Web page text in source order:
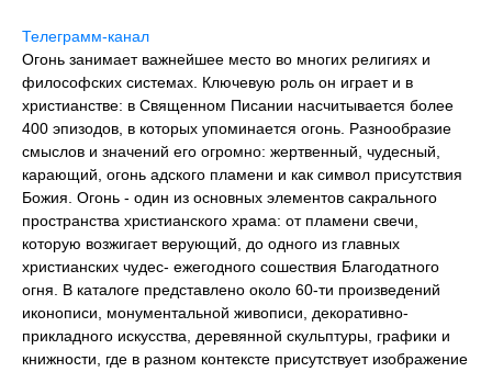
Телеграмм-канал
Огонь занимает важнейшее место во многих религиях и
философских системах. Ключевую роль он играет и в
христианстве: в Священном Писании насчитывается более
400 эпизодов, в которых упоминается огонь. Разнообразие
смыслов и значений его огромно: жертвенный, чудесный,
карающий, огонь адского пламени и как символ присутствия
Божия. Огонь - один из основных элементов сакрального
пространства христианского храма: от пламени свечи,
которую возжигает верующий, до одного из главных
христианских чудес- ежегодного сошествия Благодатного
огня. В каталоге представлено около 60-ти произведений
иконописи, монументальной живописи, декоративно-
прикладного искусства, деревянной скульптуры, графики и
книжности, где в разном контексте присутствует изображение